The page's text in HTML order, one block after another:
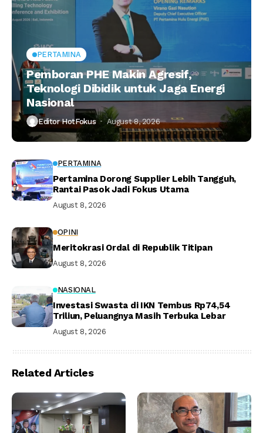
PERTAMINA
Pemboran PHE Makin Agresif,
Teknologi Dibidik untuk Jaga Energi
Nasional
Editor HotFokus August 8, 2026
PERTAMINA
Pertamina Dorong Supplier Lebih Tangguh,
Rantai Pasok Jadi Fokus Utama
August 8, 2026
OPINI
Meritokrasi Ordal di Republik Titipan
August 8, 2026
NASIONAL
Investasi Swasta di IKN Tembus Rp74,54
Triliun, Peluangnya Masih Terbuka Lebar
August 8, 2026
Related Articles